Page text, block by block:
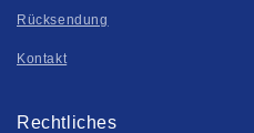
Rücksendung
Kontakt
Rechtliches